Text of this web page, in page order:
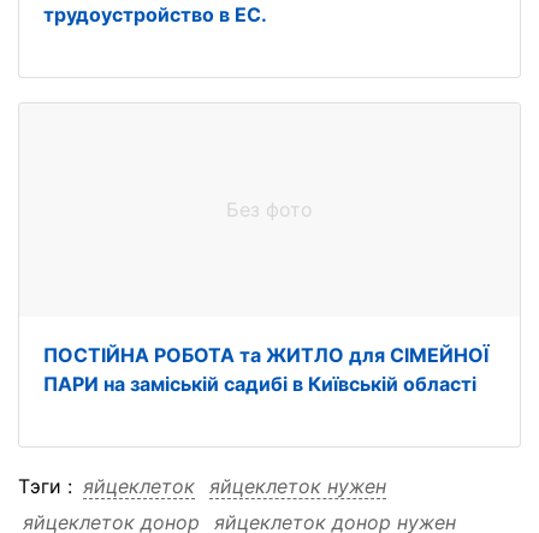
трудоустройство в ЕС.
Без фото
ПОСТІЙНА РОБОТА та ЖИТЛО для СІМЕЙНОЇ
ПАРИ на заміській садибі в Київській області
Тэги : яйцеклеток яйцеклеток нужен
яйцеклеток донор
яйцеклеток донор нужен